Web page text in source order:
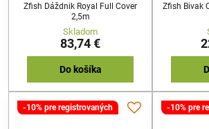
Zfish Dáždnik Royal Full Cover
2,5m
Skladom
83,74 €
Do košíka
Zfish Bivak
-10% pre registrovaných -10% pre